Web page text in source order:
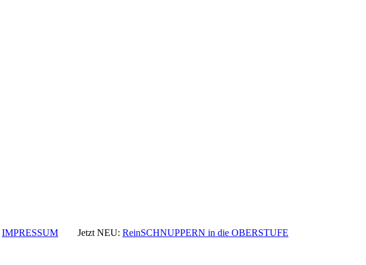
IMPRESSUM Jetzt NEU: ReinSCHNUPPERN in die OBERSTUFE